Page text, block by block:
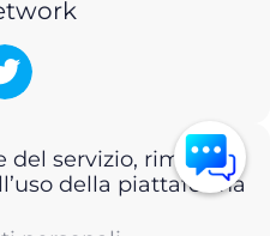
del servizio, rimborsi
della piattaforma